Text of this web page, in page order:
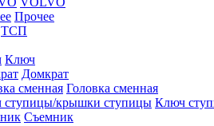
Прочее
ТСП
Ключ
Домкрат
Головка сменная
Ключ
Съемник